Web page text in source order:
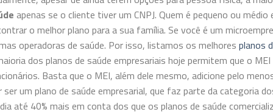
apenas se o cliente tiver um CNPJ. Quem é pequeno ou
o melhor plano para a sua família. Se você é um
operadoras de saúde. Por isso, listamos os melhores planos
dos planos de saúde empresariais hoje permitem que o
Basta que o MEI, além dele mesmo, adicione pelo
ser um plano de saúde empresarial, que faz parte da categoria
até 40% mais em conta dos que os planos de saúde